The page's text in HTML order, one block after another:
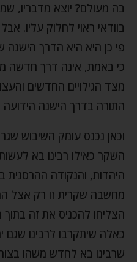
בה מעולם? יוצא מדבריו,
בוודאי ראוי לחלוק עליו.
פי כן היא היא הדרך הישנה
כי באמת, אינה דרך חדשה
מצד הגילויים החדשים
התורה בדרך הישנה הידועה
וכאן נכנס עומק השיבוש
השקר כאילו רבינו בא
היהדות, והנקודה ההרסנית
מחשבה שקרית זו רק אצל
הצליחו להכניס את זה
כאלה שיתקרבו לרבינו שגם
שרבינו בא לחדש משהו